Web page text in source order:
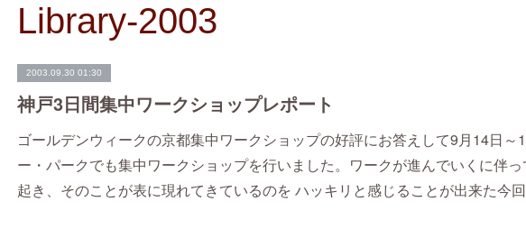
Library-2003
2003.09.30 01:30
神戸3日間集中ワークショップレポート
ゴールデンウィークの京都集中ワークショップの好評にお答えして9月14日～
ー・パークでも集中ワークショップを行いました。ワークが進んでいくに伴
起き、そのことが表に現れてきているのを ハッキリと感じることが出来た今